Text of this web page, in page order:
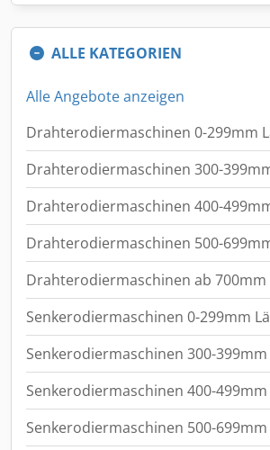
ALLE KATEGORIEN
Alle Angebote anzeigen
Drahterodiermaschinen 0-299mm
Drahterodiermaschinen 300-
Drahterodiermaschinen 400-
Drahterodiermaschinen 500-
Drahterodiermaschinen ab 700mm
Senkerodiermaschinen 0-299mm
Senkerodiermaschinen 300-399mm
Senkerodiermaschinen 400-499mm
Senkerodiermaschinen 500-699mm